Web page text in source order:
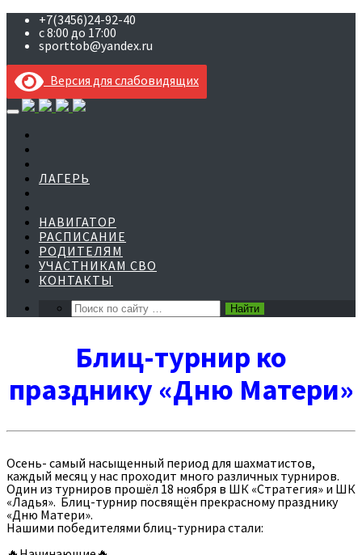
+7(3456)24-92-40
с 8:00 до 17:00
sporttob@yandex.ru
Версия для слабовидящих
Skip
to
content
ЛАГЕРЬ
НАВИГАТОР
РАСПИСАНИЕ
РОДИТЕЛЯМ
УЧАСТНИКАМ СВО
КОНТАКТЫ
Блиц-турнир ко
празднику «Дню Матери»
Осень- самый насыщенный период для шахматистов,
каждый месяц у нас проходит много различных турниров.
Один из турниров прошёл 18 ноября в ШК «Стратегия» и ШК
«Ладья». Блиц-турнир посвящён прекрасному празднику
«Дню Матери».
Нашими победителями блиц-турнира стали: